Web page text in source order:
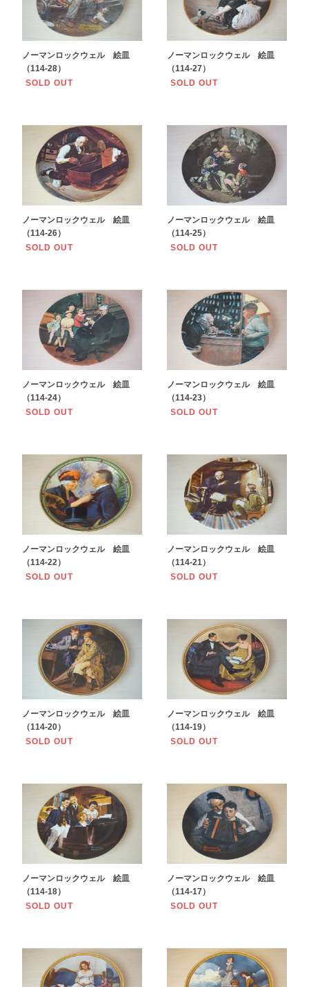
ノーマンロックウェル 絵皿
（114-28）
SOLD OUT
ノーマンロックウェル 絵皿
（114-27）
SOLD OUT
ノーマンロックウェル 絵皿
（114-26）
SOLD OUT
ノーマンロックウェル 絵皿
（114-25）
SOLD OUT
ノーマンロックウェル 絵皿
（114-24）
SOLD OUT
ノーマンロックウェル 絵皿
（114-23）
SOLD OUT
ノーマンロックウェル 絵皿
（114-22）
SOLD OUT
ノーマンロックウェル 絵皿
（114-21）
SOLD OUT
ノーマンロックウェル 絵皿
（114-20）
SOLD OUT
ノーマンロックウェル 絵皿
（114-19）
SOLD OUT
ノーマンロックウェル 絵皿
（114-18）
SOLD OUT
ノーマンロックウェル 絵皿
（114-17）
SOLD OUT